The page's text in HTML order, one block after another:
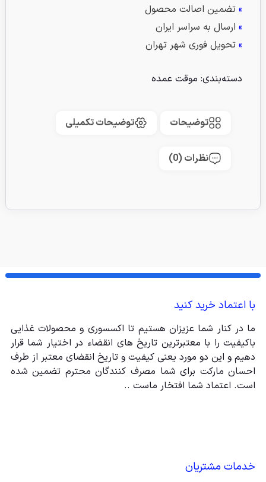
» تضمین اصالت محصول
» ارسال به سراسر ایران
» تحویل فوری شهر تهران
دسته‌بندی: موقت عمده
توضیحات توضیحات تکمیلی
نظرات (0)
با اعتماد خرید کنید
ما در کنار شما عزیزان هستیم تا اکسسوری و محصولات غذایی
باکیفیت را با معتبرترین تاریخ های انقضاء در اختیار شما قرار
دهیم و این دو مورد یعنی کیفیت و تاریخ انقضای معتبر از طرف
احسان مارکت برای شما مصرف کنندگان محترم تضمین شده
است. اعتماد شما افتخار ماست ..
خدمات مشتریان